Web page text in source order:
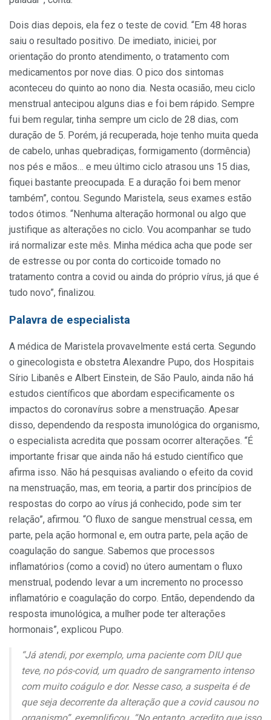
Dois dias depois, ela fez o teste de covid. “Em 48 horas
saiu o resultado positivo. De imediato, iniciei, por
orientação do pronto atendimento, o tratamento com
medicamentos por nove dias. O pico dos sintomas
aconteceu do quinto ao nono dia. Nesta ocasião, meu ciclo
menstrual antecipou alguns dias e foi bem rápido. Sempre
fui bem regular, tinha sempre um ciclo de 28 dias, com
duração de 5. Porém, já recuperada, hoje tenho muita queda
de cabelo, unhas quebradiças, formigamento (dormência)
nos pés e mãos… e meu último ciclo atrasou uns 15 dias,
fiquei bastante preocupada. E a duração foi bem menor
também”, contou. Segundo Maristela, seus exames estão
todos ótimos. “Nenhuma alteração hormonal ou algo que
justifique as alterações no ciclo. Vou acompanhar se tudo
irá normalizar este mês. Minha médica acha que pode ser
de estresse ou por conta do corticoide tomado no
tratamento contra a covid ou ainda do próprio vírus, já que é
tudo novo”, finalizou.
Palavra de especialista
A médica de Maristela provavelmente está certa. Segundo
o ginecologista e obstetra Alexandre Pupo, dos Hospitais
Sírio Libanês e Albert Einstein, de São Paulo, ainda não há
estudos científicos que abordam especificamente os
impactos do coronavírus sobre a menstruação. Apesar
disso, dependendo da resposta imunológica do organismo,
o especialista acredita que possam ocorrer alterações. “É
importante frisar que ainda não há estudo científico que
afirma isso. Não há pesquisas avaliando o efeito da covid
na menstruação, mas, em teoria, a partir dos princípios de
respostas do corpo ao vírus já conhecido, pode sim ter
relação”, afirmou. “O fluxo de sangue menstrual cessa, em
parte, pela ação hormonal e, em outra parte, pela ação de
coagulação do sangue. Sabemos que processos
inflamatórios (como a covid) no útero aumentam o fluxo
menstrual, podendo levar a um incremento no processo
inflamatório e coagulação do corpo. Então, dependendo da
resposta imunológica, a mulher pode ter alterações
hormonais”, explicou Pupo.
“Já atendi, por exemplo, uma paciente com DIU que
teve, no pós-covid, um quadro de sangramento intenso
com muito coágulo e dor. Nesse caso, a suspeita é de
que seja decorrente da alteração que a covid causou no